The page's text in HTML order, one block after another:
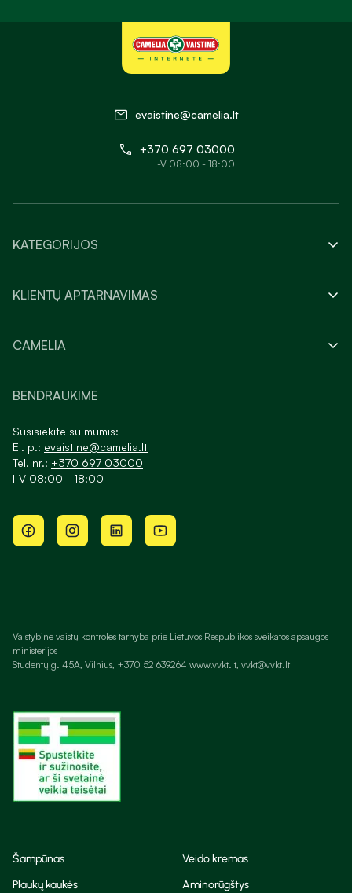
evaistine@camelia.lt
+370 697 03000
I-V 08:00 - 18:00
KATEGORIJOS
KLIENTŲ APTARNAVIMAS
CAMELIA
BENDRAUKIME
Susisiekite su mumis:
El. p.: evaistine@camelia.lt
Tel. nr.: +370 697 03000
I-V 08:00 - 18:00
Valstybinė vaistų kontrolės tarnyba prie Lietuvos Respublikos sveikatos apsaugos
ministerijos
Studentų g. 45A, Vilnius, +370 52 639264 www.vvkt.lt, vvkt@vvkt.lt
Šampūnas
Veido kremas
Plaukų kaukės
Aminorūgštys